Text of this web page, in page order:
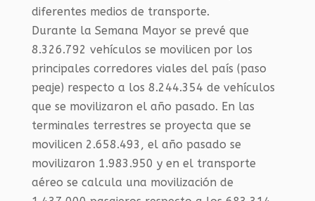
diferentes medios de transporte.
Durante la Semana Mayor se prevé que
8.326.792 vehículos se movilicen por los
principales corredores viales del país (paso
peaje) respecto a los 8.244.354 de vehículos
que se movilizaron el año pasado. En las
terminales terrestres se proyecta que se
movilicen 2.658.493, el año pasado se
movilizaron 1.983.950 y en el transporte
aéreo se calcula una movilización de